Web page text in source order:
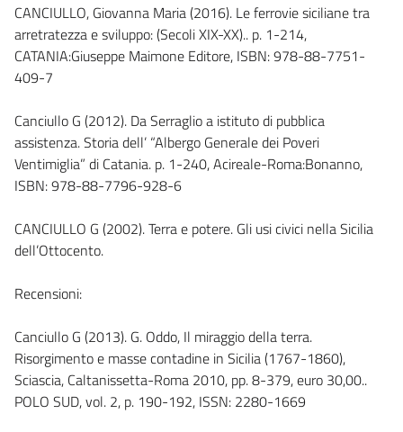
CANCIULLO, Giovanna Maria (2016). Le ferrovie siciliane tra
arretratezza e sviluppo: (Secoli XIX-XX).. p. 1-214,
CATANIA:Giuseppe Maimone Editore, ISBN: 978-88-7751-
409-7
Canciullo G (2012). Da Serraglio a istituto di pubblica
assistenza. Storia dell’ “Albergo Generale dei Poveri
Ventimiglia” di Catania. p. 1-240, Acireale-Roma:Bonanno,
ISBN: 978-88-7796-928-6
CANCIULLO G (2002). Terra e potere. Gli usi civici nella Sicilia
dell’Ottocento.
Recensioni:
Canciullo G (2013). G. Oddo, Il miraggio della terra.
Risorgimento e masse contadine in Sicilia (1767-1860),
Sciascia, Caltanissetta-Roma 2010, pp. 8-379, euro 30,00..
POLO SUD, vol. 2, p. 190-192, ISSN: 2280-1669